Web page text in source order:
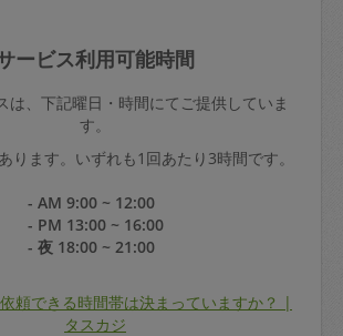
ービス利用可能時間
は、下記曜日・時間にてご提供していま
す。
ります。いずれも1回あたり3時間です。
- AM 9:00 ~ 12:00
- PM 13:00 ~ 16:00
- 夜 18:00 ~ 21:00
頼できる時間帯は決まっていますか？ |
タスカジ